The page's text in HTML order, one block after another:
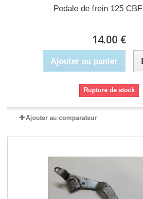
Pedale de frein 125
14.00 €
Ajouter au panier
Rupture de stock
Ajouter au comparateur